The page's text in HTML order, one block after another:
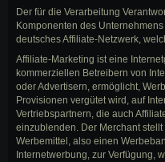
Der für die Verarbeitung
Komponenten des
deutsches Affiliate-Netzwerk,
Affiliate-Marketing ist eine
kommerziellen Betreibern von
oder Advertisern, ermöglicht,
Provisionen vergütet wird, auf
Vertriebspartnern, die auch
einzublenden. Der Merchant
Werbemittel, also einen
Internetwerbung, zur Verfügung,